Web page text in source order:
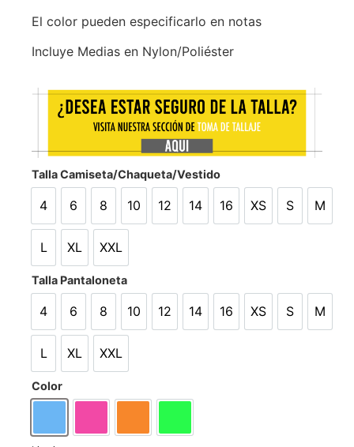
El color pueden especificarlo en notas
Incluye Medias en Nylon/Poliéster
Talla Camiseta/Chaqueta/Vestido
4 6 8
8
10 12 14 16 XS
XS
S
S
M
L XL XXL
Talla Pantaloneta
4 6 8
8
10 12 14 16 XS
XS
S
S
M
L XL XXL
Color